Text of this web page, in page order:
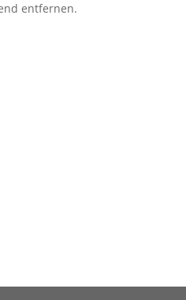
entfernen.